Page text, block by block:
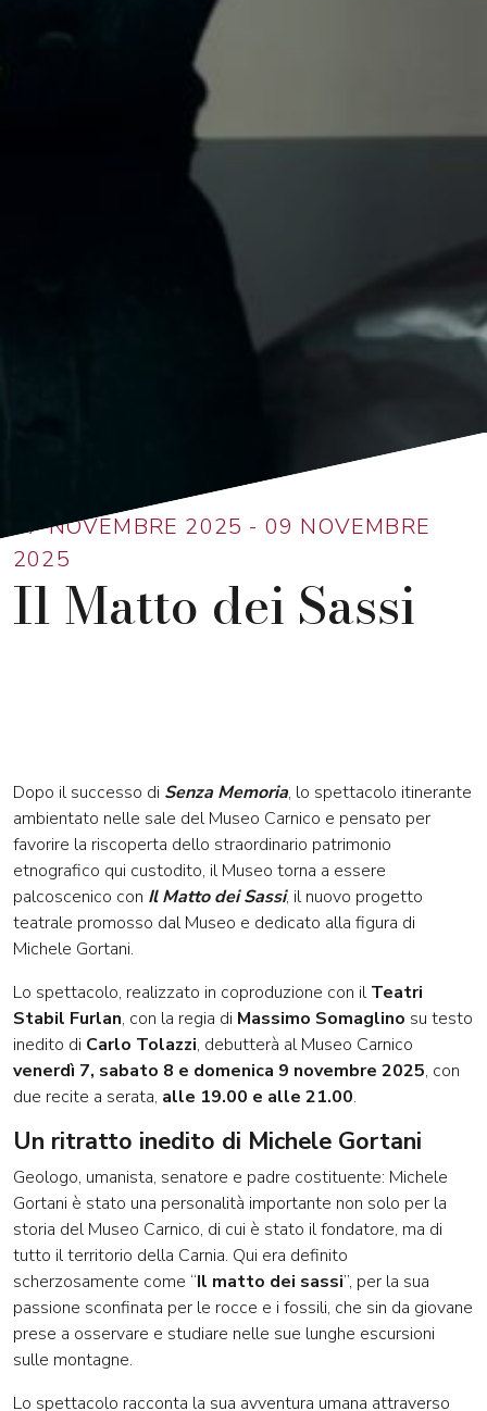
07 NOVEMBRE 2025 - 09 NOVEMBRE
2025
Il Matto dei Sassi
Dopo il successo di Senza Memoria, lo spettacolo itinerante
ambientato nelle sale del Museo Carnico e pensato per
favorire la riscoperta dello straordinario patrimonio
etnografico qui custodito, il Museo torna a essere
palcoscenico con Il Matto dei Sassi, il nuovo progetto
teatrale promosso dal Museo e dedicato alla figura di
Michele Gortani.
Lo spettacolo, realizzato in coproduzione con ilTeatri
Stabil Furlan, con la regia di Massimo Somaglino su testo
inedito di Carlo Tolazzi, debutterà al Museo Carnico
venerdì 7, sabato 8 e domenica 9 novembre 2025, con
due recite a serata, alle 19.00 e alle 21.00.
Un ritratto inedito di Michele Gortani
Geologo, umanista, senatore e padre costituente: Michele
Gortani è stato una personalità importante non solo per la
storia del Museo Carnico, di cui è stato il fondatore, ma di
tutto il territorio della Carnia. Qui era definito
scherzosamente come “Il matto dei sassi”, per la sua
passione sconfinata per le rocce e i fossili, che sin da giovane
prese a osservare e studiare nelle sue lunghe escursioni
sulle montagne.
Lo spettacolo racconta la sua avventura umana attraverso